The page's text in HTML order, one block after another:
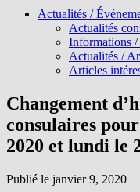
Actualités /
Actualités
Informations /
Actualités /
Articles
Changement
consulaires
2020 et lundi le
Publié le janvier 9, 2020